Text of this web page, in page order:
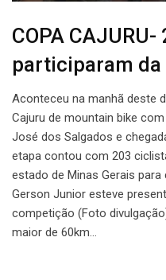
COPA
participaram da
Aconteceu na manhã deste
Cajuru de mountain bike
José dos Salgados e
etapa contou com 203
estado de Minas Gerais
Gerson Junior esteve
competição (Foto
maior de 60km…